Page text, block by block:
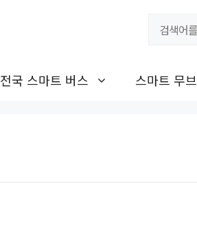
전국 스마트 버스 스마트 무브